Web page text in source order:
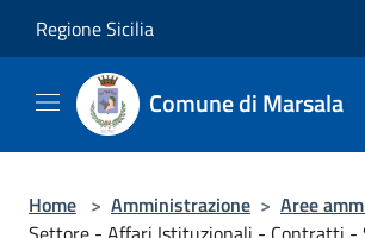
Regione Sicilia
Comune di Marsala
Home > Amministrazione > Aree